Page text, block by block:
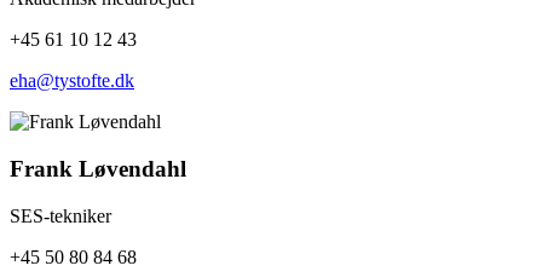
+45 61 10 12 43
eha@tystofte.dk
Frank Løvendahl
SES-tekniker
+45 50 80 84 68